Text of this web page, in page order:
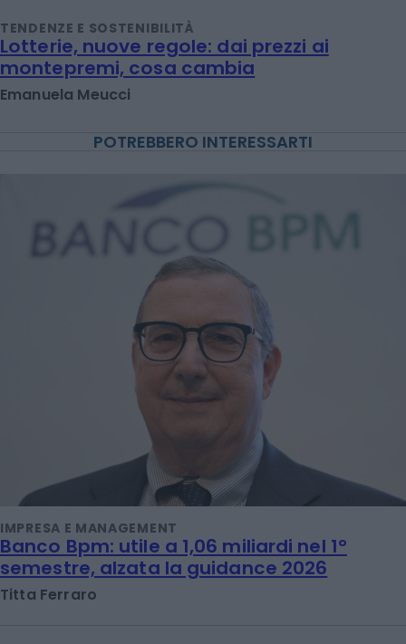
TENDENZE E SOSTENIBILITÀ
Lotterie, nuove regole: dai prezzi ai
montepremi, cosa cambia
Emanuela Meucci
POTREBBERO INTERESSARTI
IMPRESA E MANAGEMENT
Banco Bpm: utile a 1,06 miliardi nel 1°
semestre, alzata la guidance 2026
Titta Ferraro